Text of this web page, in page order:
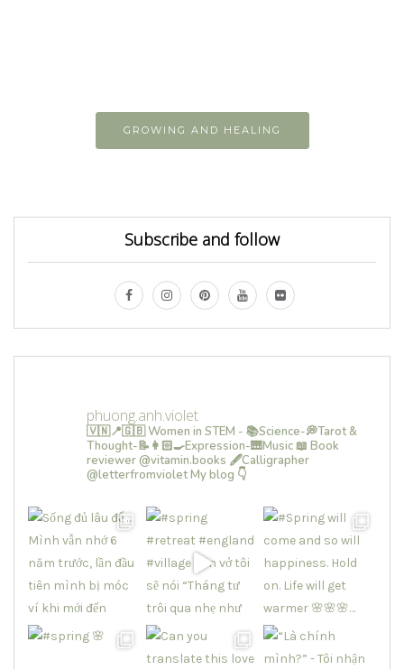
GROWING AND HEALING
Subscribe and follow
phuong.anh.violet
🇻🇳📍🇬🇧 Women in STEM - 📚Science-💭Tarot &
Thought-📝👩🏻‍🍳Expression-🎹Music 📖 Book
reviewer @vitamin.books 🖋Calligrapher
@letterfromvioletMy blog 👇